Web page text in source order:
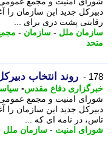
دبیرکل جدید این سازمان را
رقابتی پشت دری برای ...
سازمان ملل - سازمان -
متحد
178 - روند انتخاب
خبرگزاری دفاع مقدس-
شورای امنیت و مجمع عمومی
دبیرکل جدید این سازمان را
تاس، در نامه ای که ...
شورای امنیت - سازمان ملل